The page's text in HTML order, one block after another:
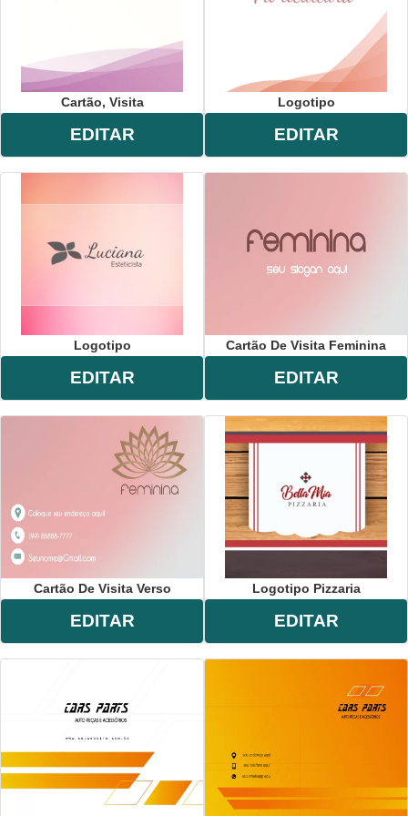
Cartão, Visita
EDITAR
Logotipo
EDITAR
Logotipo
EDITAR
Cartão De Visita Feminina
EDITAR
Cartão De Visita Verso
EDITAR
Logotipo Pizzaria
EDITAR